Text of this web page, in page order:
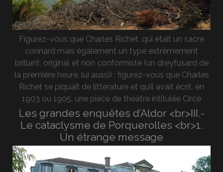
Figurez-vous que Charles Richet, qui était un sacré
connard mais également un type extrêmement
brillant, original et non conformiste (un dreyfusard de
la première heure, lui aussi) ; figurez-vous que Charles
Richet se piquait de littérature et qu’il avait écrit, en
1903 ou 1905, une pièce de théâtre intitulée Circé
Les grandes enquêtes d’Aldor <br>III.-
Le cataclysme de Porquerolles <br>1.
Un étrange message